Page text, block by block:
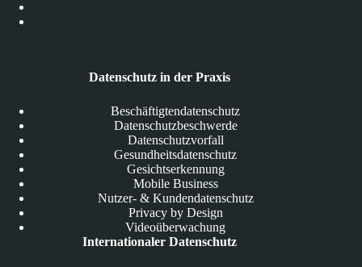
Datenschutz in der Praxis
Beschäftigtendatenschutz
Datenschutzbeschwerde
Datenschutzvorfall
Gesundheitsdatenschutz
Gesichtserkennung
Mobile Business
Nutzer- & Kundendatenschutz
Privacy by Design
Videoüberwachung
Internationaler Datenschutz